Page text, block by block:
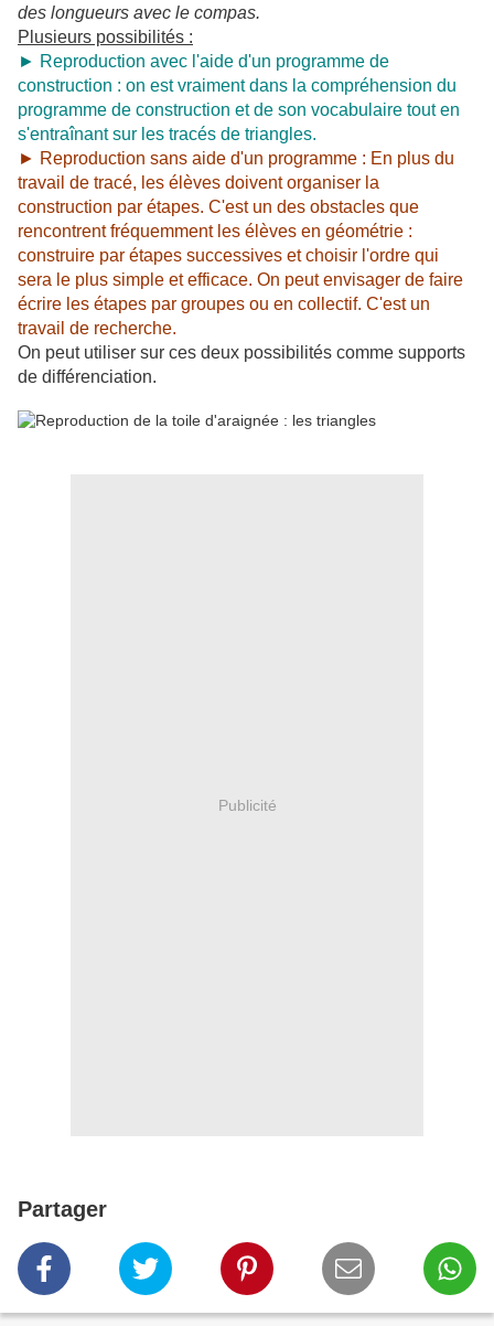
des longueurs avec le compas.
Plusieurs possibilités :
► Reproduction avec l'aide d'un programme de
construction : on est vraiment dans la compréhension du
programme de construction et de son vocabulaire tout en
s'entraînant sur les tracés de triangles.
► Reproduction sans aide d'un programme : En plus du
travail de tracé, les élèves doivent organiser la
construction par étapes. C'est un des obstacles que
rencontrent fréquemment les élèves en géométrie :
construire par étapes successives et choisir l'ordre qui
sera le plus simple et efficace. On peut envisager de faire
écrire les étapes par groupes ou en collectif. C'est un
travail de recherche.
On peut utiliser sur ces deux possibilités comme supports
de différenciation.
Publicité
Partager